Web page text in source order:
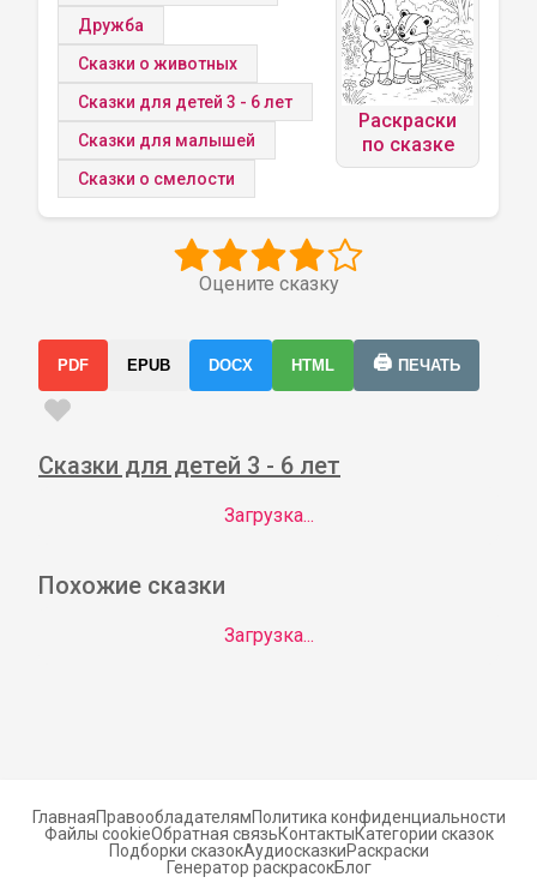
Дружба
Сказки о животных
Сказки для детей 3 - 6 лет
Сказки для малышей
Сказки о смелости
Раскраски
по сказке
Оцените сказку
PDF EPUB DOCX HTML 🖨️ ПЕЧАТЬ
Сказки для детей 3 - 6 лет
Загрузка...
Похожие сказки
Загрузка...
ГлавнаяПравообладателямПолитика конфиденциальности
Файлы cookieОбратная связьКонтактыКатегории сказок
Подборки сказокАудиосказкиРаскраски
Генератор раскрасокБлог